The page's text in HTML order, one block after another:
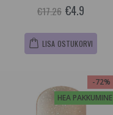
€17.26 €4.9
LISA OSTUKORVI
-72%
HEA PAKKUMINE